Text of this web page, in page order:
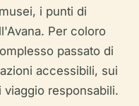
i punti di
Per coloro
passato di
accessibili, sui
responsabili.